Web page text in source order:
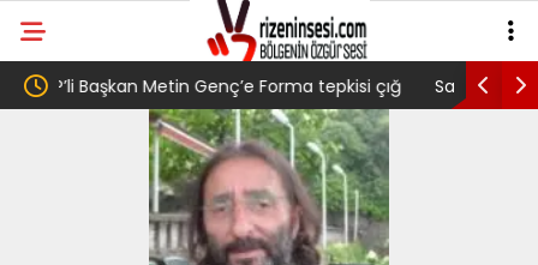
Forma tepkisi çığ Salah transferi sonrası 6661 forma alan
belediye başkanına ‘Kimin parasıyla’ sorusu